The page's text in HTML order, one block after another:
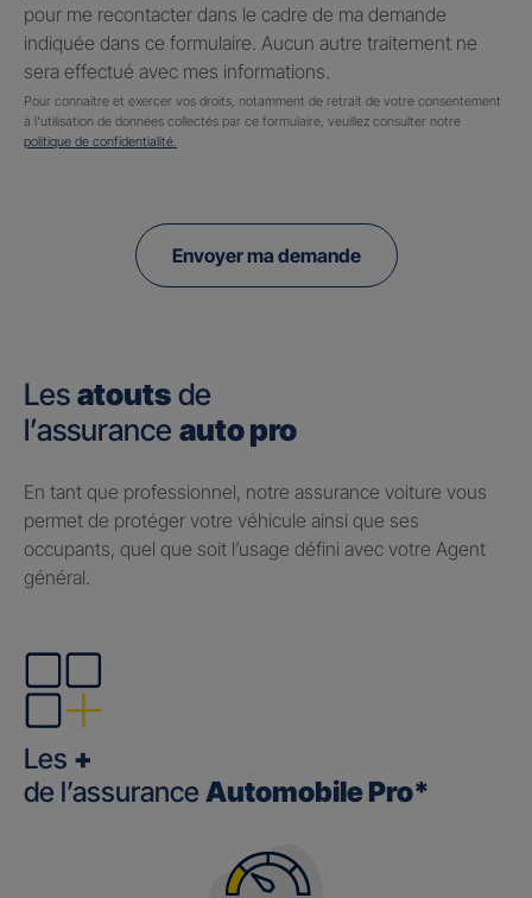
pour me recontacter dans le cadre de ma demande
indiquée dans ce formulaire. Aucun autre traitement ne
sera effectué avec mes informations.
Pour connaitre et exercer vos droits, notamment de retrait de votre consentement
à l'utilisation de données collectés par ce formulaire, veuillez consulter notre
politique de confidentialité.
Envoyer ma demande
Les atouts de
l’assurance auto pro
En tant que professionnel, notre assurance voiture vous
permet de protéger votre véhicule ainsi que ses
occupants, quel que soit l’usage défini avec votre Agent
général.
Les +
de l’assurance Automobile Pro*